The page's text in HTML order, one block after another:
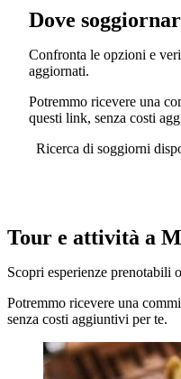
Dove
Confronta le opzioni e
aggiornati.
Potremmo ricevere una
questi link, senza costi
Ricerca di soggiorni
Tour e attività a
Scopri esperienze prenotabili
Potremmo ricevere una
senza costi aggiuntivi per te.